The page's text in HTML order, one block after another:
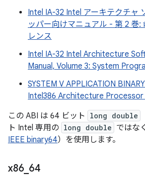
Intel IA-32 Intel アーキテクチャ
ッパー向けマニュアル - 第 2 巻:
レンス
Intel IA-32 Intel Architecture
Manual, Volume 3: System
SYSTEM V APPLICATION
Intel386 Architecture Processor
この ABI は 64 ビット
long double
ト Intel 専用の long double ではな
IEEE binary64）を使用します。
x86 64